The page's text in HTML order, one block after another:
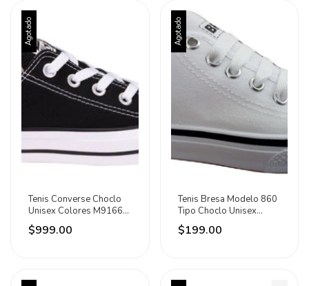
Agotado
Tenis Converse Choclo
Unisex Colores M9166c
Caja Dañada
$999.00
Agotado
Tenis Bresa Modelo 860
Tipo Choclo Unisex
Varios Colores
$199.00